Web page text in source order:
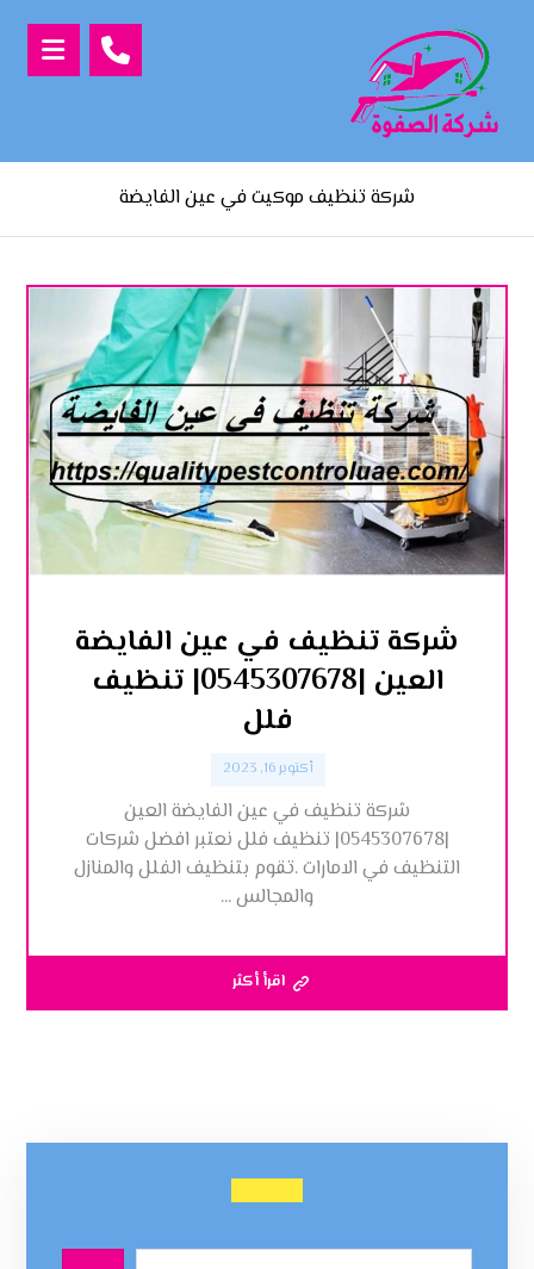
شركة تنظيف موكيت في عين الفايضة
شركة تنظيف في عين الفايضة
العين |0545307678| تنظيف
فلل
أكتوبر 16, 2023
شركة تنظيف في عين الفايضة العين
|0545307678| تنظيف فلل نعتبر افضل شركات
التنظيف في الامارات .تقوم بتنظيف الفلل والمنازل
والمجالس ...
اقرأ أكثر